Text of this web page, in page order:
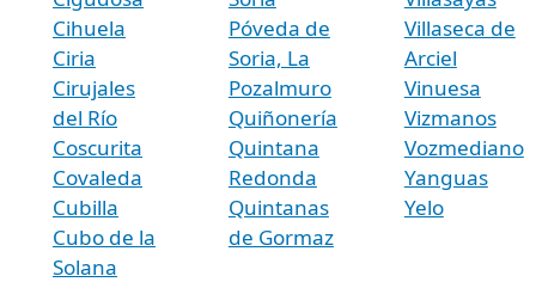
Cihuela
Ciria
Cirujales
del Río
Coscurita
Covaleda
Cubilla
Cubo de la
Solana
Póveda de
Soria, La
Pozalmuro
Quiñonería
Quintana
Redonda
Quintanas
de Gormaz
Villaseca de
Arciel
Vinuesa
Vizmanos
Vozmediano
Yanguas
Yelo